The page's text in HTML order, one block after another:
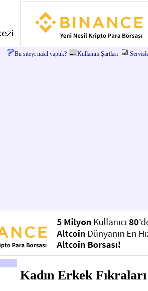
Bu siteyi nasıl yaptık? Kullanım Şartları
Kadın Erkek Fıkraları